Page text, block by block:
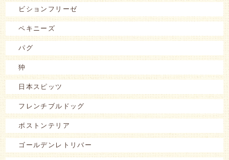
ビションフリーゼ
ペキニーズ
パグ
狆
日本スピッツ
フレンチブルドッグ
ボストンテリア
ゴールデンレトリバー